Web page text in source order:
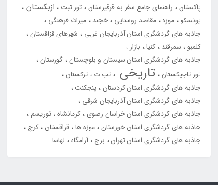
پاکستان
راهنمای جامع سفر به قرقیزستان تور تبت ازبکستان
یونسکو موزه مقاصد روستایی خجند
میراث فرهنگی
جاذبه های گردشگری استان آذربایجان غربی
شهرهای قزاقستان
کلمبو
سمرقند کنیا
بازار
جاذبه های گردشگری استان سیستان و بلوچستان گورستان
تور تاجیکستان تاریخی تب ت
ترکستان
جاذبه های گردشگری استان کردستان پنجکنت
جاذبه های گردشگری استان آذربایجان شرقی
جاذبه های گردشگری استان خراسان رضوی کرمانشاه توریسم
جاذبه های گردشگری استان خوزستان موزه ها قزاقستان کرج
جاذبه های گردشگری استان تهران
برج آرامگاه لهاسا